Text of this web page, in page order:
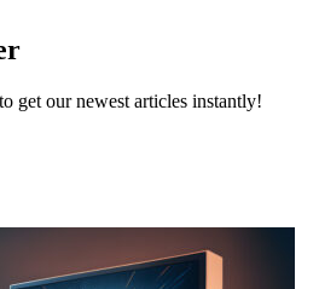
get our newest articles instantly!